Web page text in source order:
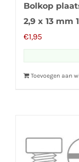
Bolkop
2,9 x 13 mm
€1,95
Toevoegen aan